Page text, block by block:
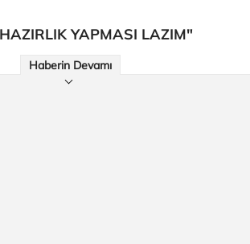
YAPMASI LAZIM"
Haberin Devamı